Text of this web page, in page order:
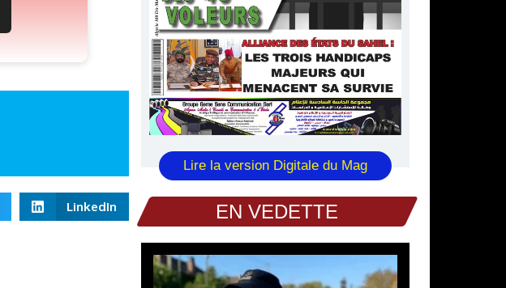
LinkedIn
Lire la version Digitale du Mag
EN VEDETTE